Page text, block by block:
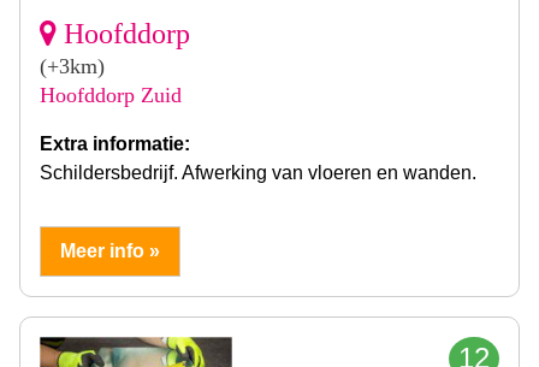
Hoofddorp
(+3km)
Hoofddorp Zuid
Extra informatie:
Schildersbedrijf. Afwerking van vloeren en wanden.
Meer info »
12